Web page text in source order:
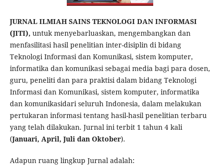
JURNAL ILMIAH SAINS TEKNOLOGI DAN INFORMASI
(JITI), untuk menyebarluaskan, mengembangkan dan
menfasilitasi hasil penelitian inter-disiplin di bidang
Teknologi Informasi dan Komunikasi, sistem komputer,
informatika dan komunikasi sebagai media bagi para dosen,
guru, peneliti dan para praktisi dalam bidang Teknologi
Informasi dan Komunikasi, sistem komputer, informatika
dan komunikasidari seluruh Indonesia, dalam melakukan
pertukaran informasi tentang hasil-hasil penelitian terbaru
yang telah dilakukan. Jurnal ini terbit 1 tahun 4 kali
(Januari, April, Juli dan Oktober).
Adapun ruang lingkup Jurnal adalah: